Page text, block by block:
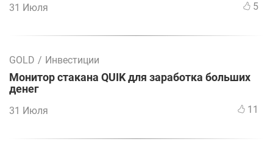
31 Июля 5
GOLD / Инвестиции
Монитор стакана QUIK для заработка больших
денег
31 Июля 11